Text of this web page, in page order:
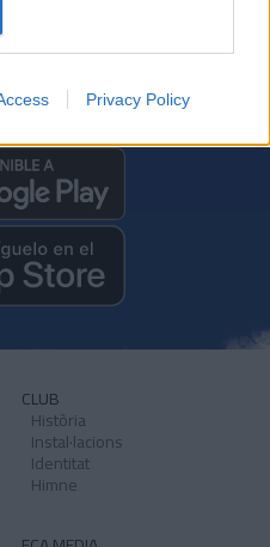
Privacy Policy
ARA
CLUB
Història
Instal·lacions
Identitat
Himne